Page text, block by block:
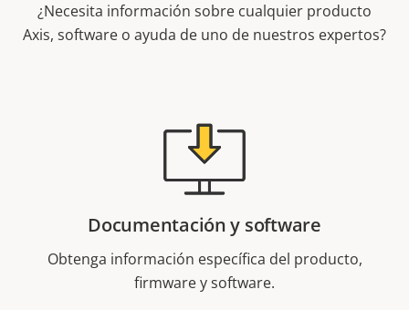
¿Necesita información sobre cualquier producto
Axis, software o ayuda de uno de nuestros expertos?
Documentación y software
Obtenga información específica del producto,
firmware y software.